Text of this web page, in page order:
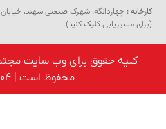
کارخانه :
(برای مسیریابیکلیککنید)
کلیه حقوق برای وب سایت
محفوظ است | 1404 – 1395 ©